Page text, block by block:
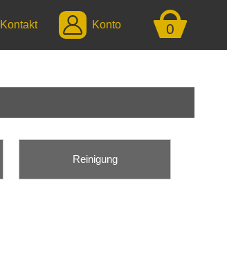
0
Kontakt Konto
Reinigung